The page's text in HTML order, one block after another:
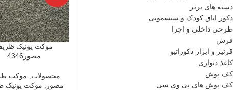
دسته های برتر
دکور اتاق کودک و سیسمونی
طرحی داخلی و اجرا
فرش
قرنیز و ابزار دکوراتیو
کاغذ دیواری
کف پوش
کف پوش های پی وی سی
موکت یونیک
مصور4346
محصولات
موکت
مصور
موکت یونیک